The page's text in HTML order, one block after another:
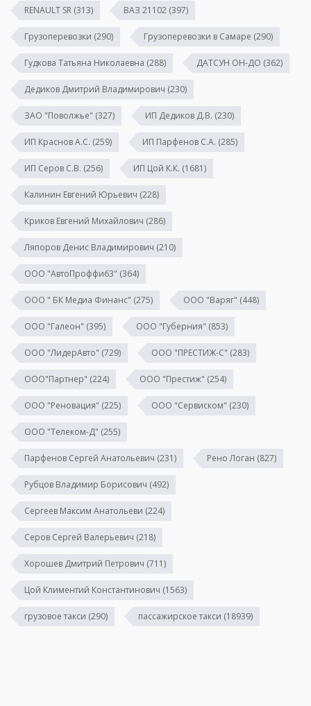
RENAULT SR (313) ВАЗ 21102 (397)
Грузоперевозки (290) Грузоперевозки в Самаре (290)
Гудкова Татьяна Николаевна (288) ДАТСУН ОН-ДО (362)
Дедиков Дмитрий Владимирович (230)
ЗАО "Поволжье" (327) ИП Дедиков Д.В. (230)
ИП Краснов А.С. (259) ИП Парфенов С.А. (285)
ИП Серов С.В. (256) ИП Цой К.К. (1681)
Калинин Евгений Юрьевич (228)
Криков Евгений Михайлович (286)
Ляпоров Денис Владимирович (210)
ООО "АвтоПроффи63" (364)
ООО " БК Медиа Финанс" (275) ООО "Варяг" (448)
ООО "Галеон" (395) ООО "Губерния" (853)
ООО "ЛидерАвто" (729) ООО "ПРЕСТИЖ-С" (283)
ООО"Партнер" (224) ООО "Престиж" (254)
ООО "Реновация" (225) ООО "Сервиском" (230)
ООО "Телеком-Д" (255)
Парфенов Сергей Анатольевич (231) Рено Логан (827)
Рубцов Владимир Борисович (492)
Сергеев Максим Анатольеви (224)
Серов Сергей Валерьевич (218)
Хорошев Дмитрий Петрович (711)
Цой Климентий Константинович (1563)
грузовое такси (290) пассажирское такси (18939)